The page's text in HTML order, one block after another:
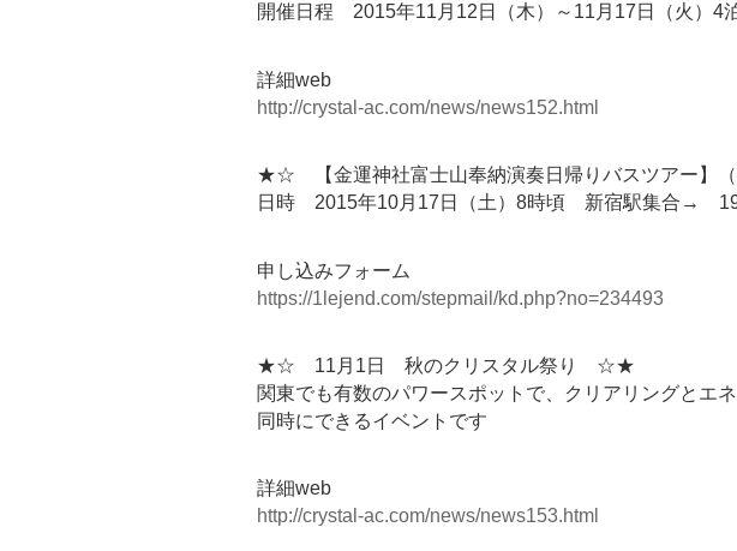
開催日程 2015年11月12日（木）～11月17日（火）4
詳細web
http://crystal-ac.com/news/news152.html
★☆ 【金運神社富士山奉納演奏日帰りバスツアー】（
日時 2015年10月17日（土）8時頃 新宿駅集合→
申し込みフォーム
https://1lejend.com/stepmail/kd.php?no=234493
★☆ 11月1日 秋のクリスタル祭り ☆★
関東でも有数のパワースポットで、クリアリングとエ
同時にできるイベントです
詳細web
http://crystal-ac.com/news/news153.html